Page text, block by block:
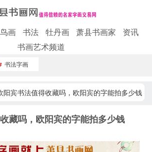
画 书法 牡丹画 萧县书画家
资讯
书画艺术频道
书法字画
阳宾书法值得收藏吗，欧阳宾的字能拍多少钱
藏吗，欧阳宾的字能拍多少钱